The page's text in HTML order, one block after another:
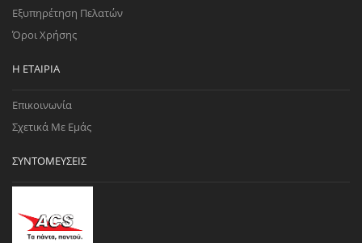
Εξυπηρέτηση Πελατών
Όροι Χρήσης
Η ΕΤΑΙΡΊΑ
Επικοινωνία
Σχετικά Με Εμάς
ΣΥΝΤΟΜΕΎΣΕΙΣ